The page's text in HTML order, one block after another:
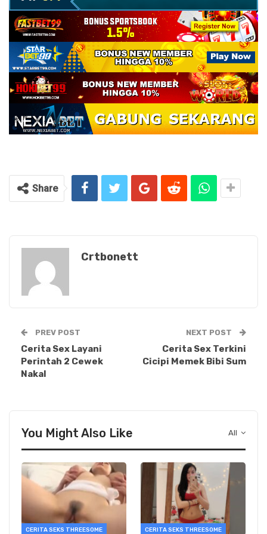
Share
Crtbonett
PREV POST
Cerita Sex Layani
Perintah 2 Cewek
Nakal
NEXT POST
Cerita Sex Terkini
Cicipi Memek Bibi Sum
All
You Might Also Like
CERITA SEKS THREESOME CERITA SEKS THREESOME